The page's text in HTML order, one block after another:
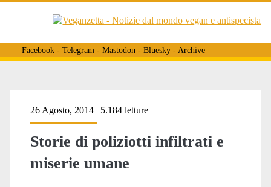
Facebook- Telegram- Mastodon- Bluesky- Archive
Tag:
<span>Mark
26 Agosto, 2014 | 5.184 letture
Storie di poliziotti infiltrati e
miserie umane